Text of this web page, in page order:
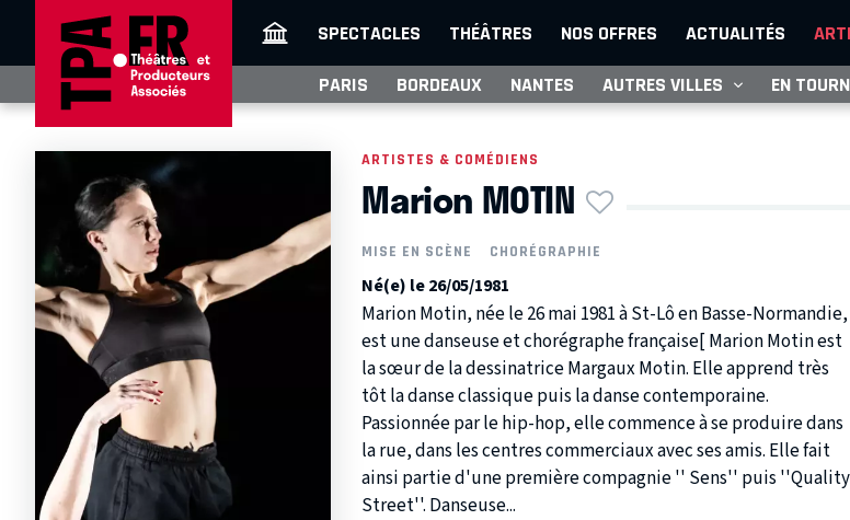
SPECTACLES THÉÂTRES NOS OFFRES ACTUALITÉS
PARIS BORDEAUX NANTES AUTRES VILLES EN
ARTISTES & COMÉDIENS
Marion MOTIN
MISE EN SCÈNE CHORÉGRAPHIE
Né(e) le 26/05/1981
Marion Motin, née le 26 mai 1981 à St-Lô en Basse-Normandie,
est une danseuse et chorégraphe française[ Marion Motin est
la sœur de la dessinatrice Margaux Motin. Elle apprend très
tôt la danse classique puis la danse contemporaine.
Passionnée par le hip-hop, elle commence à se produire dans
la rue, dans les centres commerciaux avec ses amis. Elle fait
ainsi partie d'une première compagnie '' Sens'' puis ''Quality
Street''. Danseuse...